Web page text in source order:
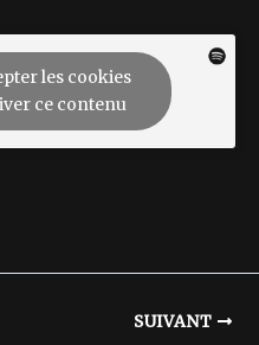
les cookies
ce contenu
SUIVANT